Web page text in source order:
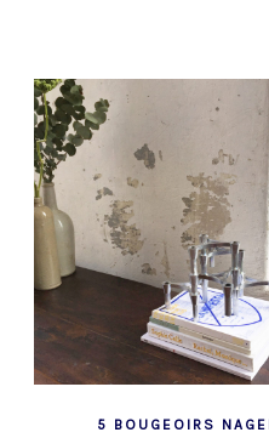
5 BOUGEOIRS